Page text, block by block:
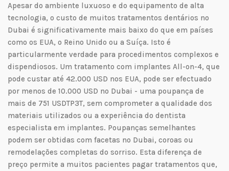
Apesar do ambiente luxuoso e do equipamento de alta
tecnologia, o custo de muitos tratamentos dentários no
Dubai é significativamente mais baixo do que em países
como os EUA, o Reino Unido ou a Suíça. Isto é
particularmente verdade para procedimentos complexos e
dispendiosos. Um tratamento com implantes All-on-4, que
pode custar até 42.000 USD nos EUA, pode ser efectuado
por menos de 10.000 USD no Dubai - uma poupança de
mais de 751 USDTP3T, sem comprometer a qualidade dos
materiais utilizados ou a experiência do dentista
especialista em implantes. Poupanças semelhantes
podem ser obtidas com facetas no Dubai, coroas ou
remodelações completas do sorriso. Esta diferença de
preço permite a muitos pacientes pagar tratamentos que,